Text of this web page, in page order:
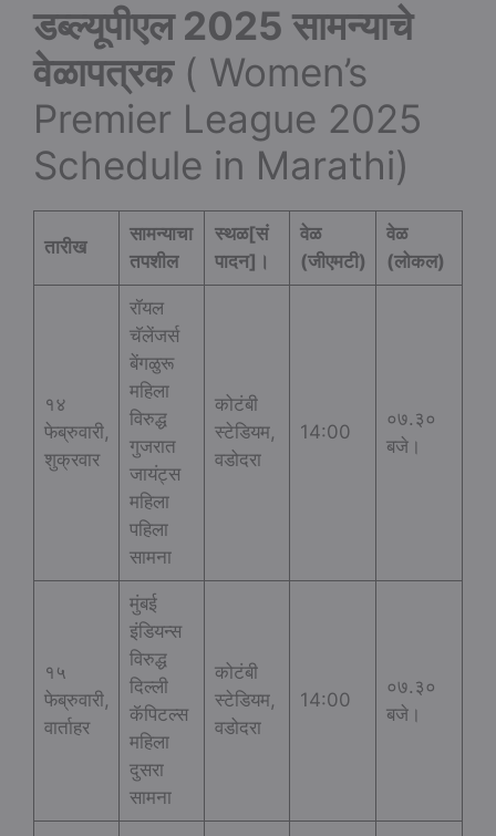
डब्ल्यूपीएल 2025 सामन्याचे
वेळापत्रक( Women’s
Premier League 2025
Schedule in Marathi)
तारीख
सामन्याचा
तपशील
स्थळ[सं
पादन]।
वेळ
(जीएमटी)
वेळ
(लोकल)
१४
फेब्रुवारी,
शुक्रवार
रॉयल
चॅलेंजर्स
बेंगळुरू
महिला
विरुद्ध
गुजरात
जायंट्स
महिला
पहिला
सामना
कोटंबी
स्टेडियम,
वडोदरा
14:00
०७.३०
बजे।
१५
फेब्रुवारी,
वार्ताहर
मुंबई
इंडियन्स
विरुद्ध
दिल्ली
कॅपिटल्स
महिला
दुसरा
सामना
कोटंबी
स्टेडियम,
वडोदरा
14:00
०७.३०
बजे।